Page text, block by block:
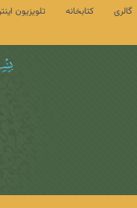
گالری کتابخانه تلویزیون